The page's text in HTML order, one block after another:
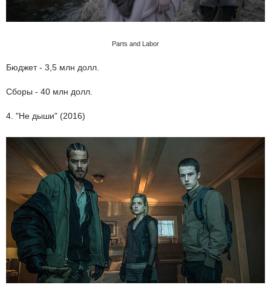
Parts and Labor
Бюджет - 3,5 млн долл.
Сборы - 40 млн долл.
4. "Не дыши" (2016)